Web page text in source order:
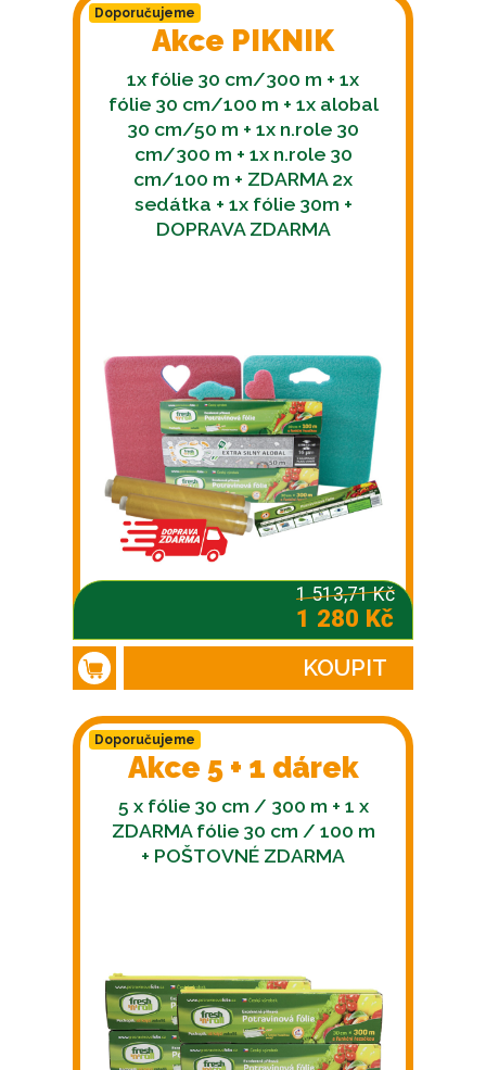
Doporučujeme
Akce PIKNIK
1x fólie 30 cm/300 m + 1x
fólie 30 cm/100 m + 1x alobal
30 cm/50 m + 1x n.role 30
cm/300 m + 1x n.role 30
cm/100 m + ZDARMA 2x
sedátka + 1x fólie 30m +
DOPRAVA ZDARMA
1 513,71 Kč
1 280 Kč
KOUPIT
Doporučujeme
Akce 5 + 1 dárek
5 x fólie 30 cm / 300 m + 1 x
ZDARMA fólie 30 cm / 100 m
+ POŠTOVNÉ ZDARMA